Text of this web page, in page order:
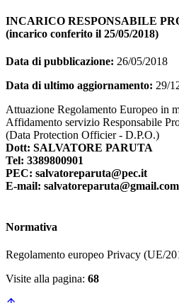
INCARICO RESPONSABILE
(incarico conferito il 25/05/2018)
Data di pubblicazione: 26/05/2018
Data di ultimo aggiornamento: 29/
Attuazione Regolamento Europeo in
Affidamento servizio Responsabile
(Data Protection Officier - D.P.O.)
Dott: SALVATORE PARUTA
Tel: 3389800901
PEC: salvatoreparuta@pec.it
E-mail: salvatoreparuta@gmail.com
Normativa
Regolamento europeo Privacy (UE/
Visite alla pagina: 68